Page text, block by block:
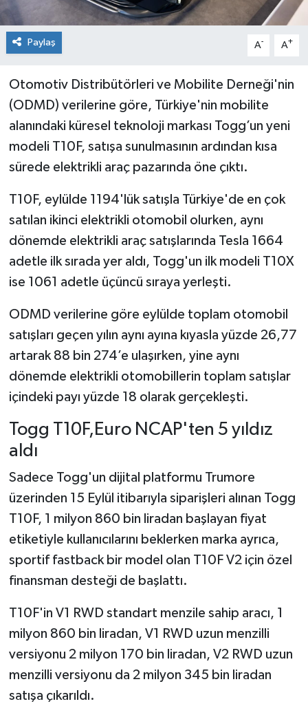
Paylaş A- A+
Otomotiv Distribütörleri ve Mobilite Derneği'nin
(ODMD) verilerine göre, Türkiye'nin mobilite
alanındaki küresel teknoloji markası Togg’un yeni
modeli T10F, satışa sunulmasının ardından kısa
sürede elektrikli araç pazarında öne çıktı.
T10F, eylülde 1194'lük satışla Türkiye'de en çok
satılan ikinci elektrikli otomobil olurken, aynı
dönemde elektrikli araç satışlarında Tesla 1664
adetle ilk sırada yer aldı, Togg'un ilk modeli T10X
ise 1061 adetle üçüncü sıraya yerleşti.
ODMD verilerine göre eylülde toplam otomobil
satışları geçen yılın aynı ayına kıyasla yüzde 26,77
artarak 88 bin 274’e ulaşırken, yine aynı
dönemde elektrikli otomobillerin toplam satışlar
içindeki payı yüzde 18 olarak gerçekleşti.
Togg T10F,Euro NCAP'ten 5 yıldız
aldı
Sadece Togg'un dijital platformu Trumore
üzerinden 15 Eylül itibarıyla siparişleri alınan Togg
T10F, 1 milyon 860 bin liradan başlayan fiyat
etiketiyle kullanıcılarını beklerken marka ayrıca,
sportif fastback bir model olan T10F V2 için özel
finansman desteği de başlattı.
T10F'in V1 RWD standart menzile sahip aracı, 1
milyon 860 bin liradan, V1 RWD uzun menzilli
versiyonu 2 milyon 170 bin liradan, V2 RWD uzun
menzilli versiyonu da 2 milyon 345 bin liradan
satışa çıkarıldı.